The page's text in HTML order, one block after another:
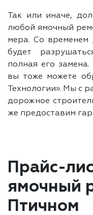
Так или иначе,
любой ямочный
мера. Со временем
будет
полная его замена.
вы тоже можете
Технологии». Мы с
дорожное
же предоставим
Прайс-
ямочный
Птичном